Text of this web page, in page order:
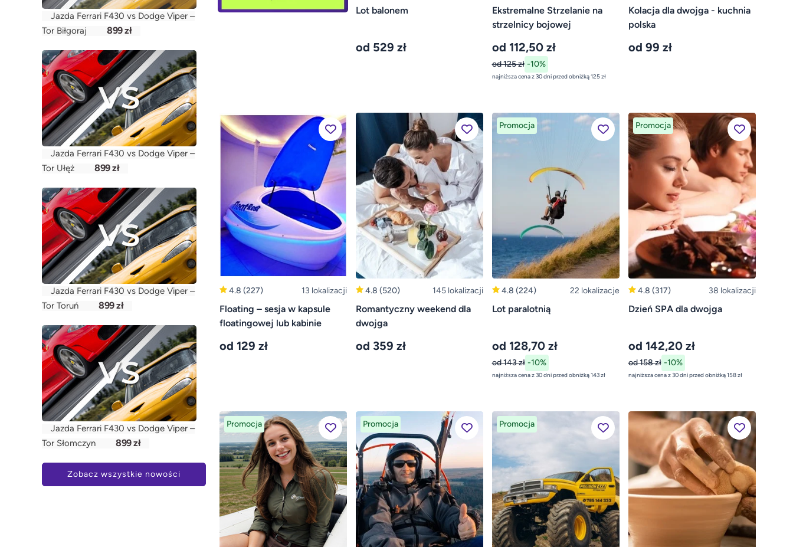
Jazda Ferrari F430 vs Dodge Viper –
Tor Biłgoraj
899 zł
Jazda Ferrari F430 vs Dodge Viper –
Tor Ułęż
899 zł
Jazda Ferrari F430 vs Dodge Viper –
Tor Toruń
899 zł
Jazda Ferrari F430 vs Dodge Viper –
Tor Słomczyn
899 zł
Zobacz wszystkie nowości
Lot balonem
od 529 zł
Ekstremalne Strzelanie na
strzelnicy bojowej
od 112,50 zł
od 125 zł -10%
najniższa cena z 30 dni przed obniżką 125 zł
Kolacja dla dwojga - kuchnia
polska
od 99 zł
4.8 (227) 13 lokalizacji
Floating – sesja w kapsule
floatingowej lub kabinie
od 129 zł
4.8 (520) 145 lokalizacji
Romantyczny weekend dla
dwojga
od 359 zł
Promocja
4.8 (224) 22 lokalizacje
Lot paralotnią
od 128,70 zł
od 143 zł -10%
najniższa cena z 30 dni przed obniżką 143 zł
Promocja
4.8 (317) 38 lokalizacji
Dzień SPA dla dwojga
od 142,20 zł
od 158 zł -10%
najniższa cena z 30 dni przed obniżką 158 zł
Promocja Promocja Promocja